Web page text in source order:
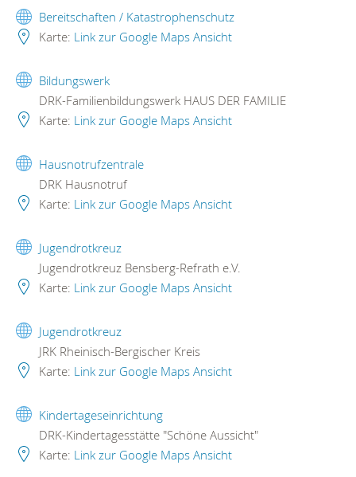
Bereitschaften / Katastrophenschutz
Karte: Link zur Google Maps Ansicht
Bildungswerk
DRK-Familienbildungswerk HAUS DER FAMILIE
Karte: Link zur Google Maps Ansicht
Hausnotrufzentrale
DRK Hausnotruf
Karte: Link zur Google Maps Ansicht
Jugendrotkreuz
Jugendrotkreuz Bensberg-Refrath e.V.
Karte: Link zur Google Maps Ansicht
Jugendrotkreuz
JRK Rheinisch-Bergischer Kreis
Karte: Link zur Google Maps Ansicht
Kindertageseinrichtung
DRK-Kindertagesstätte "Schöne Aussicht"
Karte: Link zur Google Maps Ansicht